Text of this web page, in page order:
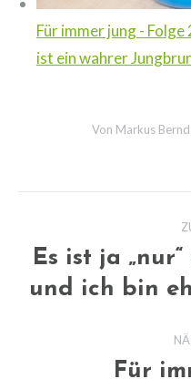
Für immer jung -
ist ein wahrer
Von Markus
Es ist ja
und ich bin
Für